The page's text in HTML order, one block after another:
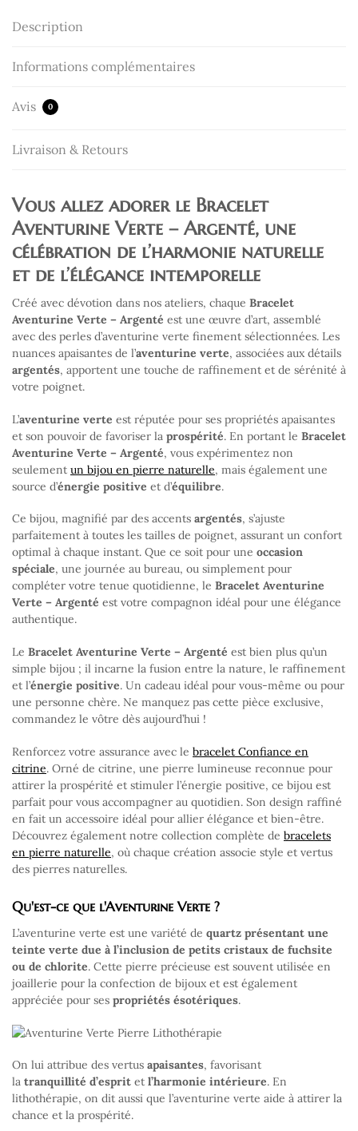
Description
Informations complémentaires
Avis 0
Livraison & Retours
Vous allez adorer le Bracelet
Aventurine Verte – Argenté, une
célébration de l’harmonie naturelle
et de l’élégance intemporelle
Créé avec dévotion dans nos ateliers, chaque Bracelet
Aventurine Verte – Argenté est une œuvre d’art, assemblé
avec des perles d’aventurine verte finement sélectionnées. Les
nuances apaisantes de l’aventurine verte, associées aux détails
argentés, apportent une touche de raffinement et de sérénité à
votre poignet.
L’aventurine verte est réputée pour ses propriétés apaisantes
et son pouvoir de favoriser la prospérité. En portant le Bracelet
Aventurine Verte – Argenté, vous expérimentez non
seulement un bijou en pierre naturelle, mais également une
source d’énergie positive et d’équilibre.
Ce bijou, magnifié par des accents argentés, s’ajuste
parfaitement à toutes les tailles de poignet, assurant un confort
optimal à chaque instant. Que ce soit pour une occasion
spéciale, une journée au bureau, ou simplement pour
compléter votre tenue quotidienne, le Bracelet Aventurine
Verte – Argenté est votre compagnon idéal pour une élégance
authentique.
Le Bracelet Aventurine Verte – Argenté est bien plus qu’un
simple bijou ; il incarne la fusion entre la nature, le raffinement
et l’énergie positive. Un cadeau idéal pour vous-même ou pour
une personne chère. Ne manquez pas cette pièce exclusive,
commandez le vôtre dès aujourd’hui !
Renforcez votre assurance avec le bracelet Confiance en
citrine. Orné de citrine, une pierre lumineuse reconnue pour
attirer la prospérité et stimuler l’énergie positive, ce bijou est
parfait pour vous accompagner au quotidien. Son design raffiné
en fait un accessoire idéal pour allier élégance et bien-être.
Découvrez également notre collection complète de bracelets
en pierre naturelle, où chaque création associe style et vertus
des pierres naturelles.
Qu'est-ce que l'Aventurine Verte ?
L’aventurine verte est une variété de quartz présentant une
teinte verte due à l’inclusion de petits cristaux de fuchsite
ou de chlorite. Cette pierre précieuse est souvent utilisée en
joaillerie pour la confection de bijoux et est également
appréciée pour ses propriétés ésotériques.
On lui attribue des vertus apaisantes, favorisant
la tranquillité d’esprit et l’harmonie intérieure. En
lithothérapie, on dit aussi que l’aventurine verte aide à attirer la
chance et la prospérité.